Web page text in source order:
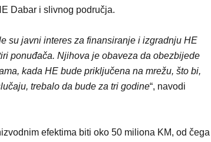
Dabar i slivnog područja.
su javni interes za finansiranje i izgradnju HE
ponuđača. Njihova je obaveza da obezbijede
kada HE bude priključena na mrežu, što bi,
trebalo da bude za tri godine“, navodi
efektima biti oko 50 miliona KM, od čega